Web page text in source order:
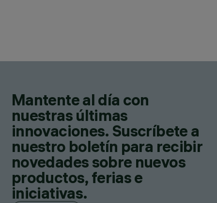
Mantente al día con
nuestras últimas
innovaciones. Suscríbete a
nuestro boletín para recibir
novedades sobre nuevos
productos, ferias e
iniciativas.